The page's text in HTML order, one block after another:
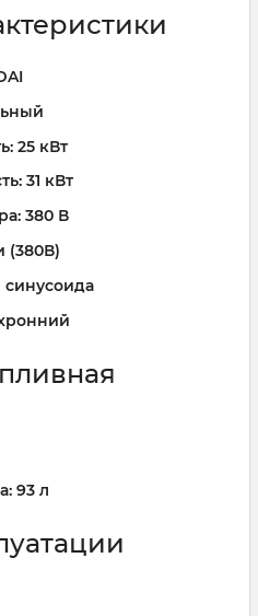
25 кВт
31 кВт
380 В
(380В)
синусоида
93 л